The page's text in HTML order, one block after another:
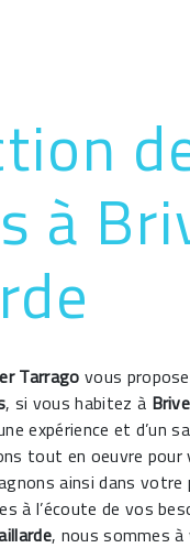
à
Tarrago vous
, si vous habitez à
expérience et d’un
tout en oeuvre pour
ainsi dans votre
à l’écoute de vos
, nous sommes